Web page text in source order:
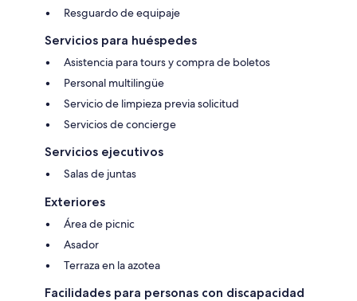
Resguardo de equipaje
Servicios para huéspedes
Asistencia para tours y compra de boletos
Personal multilingüe
Servicio de limpieza previa solicitud
Servicios de concierge
Servicios ejecutivos
Salas de juntas
Exteriores
Área de picnic
Asador
Terraza en la azotea
Facilidades para personas con discapacidad